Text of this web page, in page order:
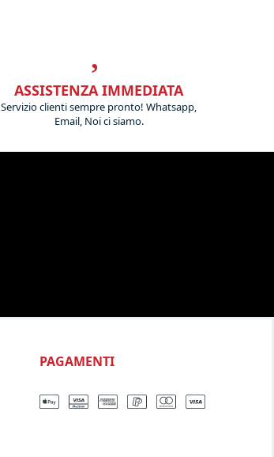
ASSISTENZA IMMEDIATA
Servizio clienti sempre pronto! Whatsapp,
Email, Noi ci siamo.
PAGAMENTI